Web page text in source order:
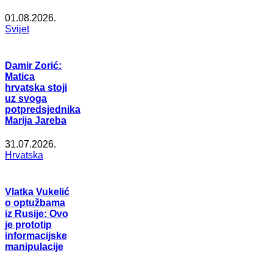
01.08.2026.
Svijet
Damir Zorić:
Matica
hrvatska stoji
uz svoga
potpredsjednika
Marija Jareba
31.07.2026.
Hrvatska
Vlatka Vukelić
o optužbama
iz Rusije: Ovo
je prototip
informacijske
manipulacije